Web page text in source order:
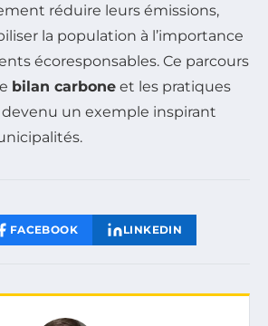
réduire leurs émissions,
la population à l’importance
écoresponsables. Ce parcours
bilan carbone et les pratiques
un exemple inspirant
FACEBOOK LINKEDIN